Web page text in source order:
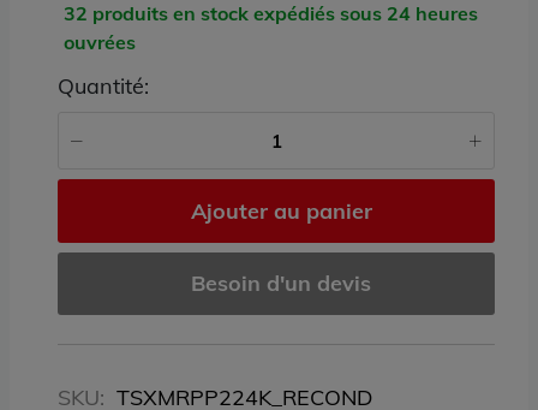
32 produits en stock expédiés sous 24 heures
ouvrées
Quantité:
Ajouter au panier
Besoin d'un devis
SKU: TSXMRPP224K_RECOND